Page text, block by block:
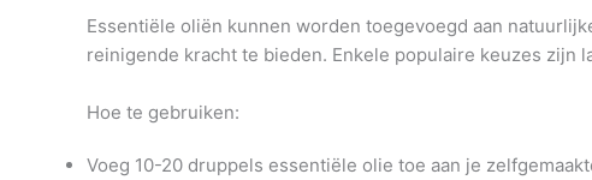
Essentiële oliën kunnen worden toegevoegd aan
reinigende kracht te bieden. Enkele populaire keuzes zijn
Hoe te gebruiken:
Voeg 10-20 druppels essentiële olie toe aan je